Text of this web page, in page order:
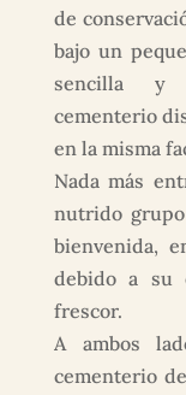
de
bajo un
sencilla y
cementerio
en la misma
Nada más
nutrido
bienvenida,
debido a su
frescor.
A ambos
cementerio